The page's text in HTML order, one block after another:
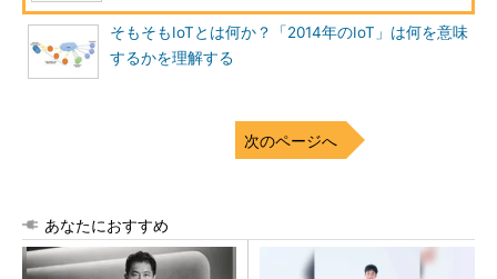
そもそもIoTとは何か？「2014年のIoT」は何を意味
するかを理解する
次のページへ
あなたにおすすめ